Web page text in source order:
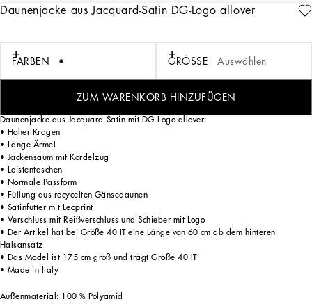
Daunenjacke aus Jacquard-Satin DG-Logo allover
FARBEN GRÖSSE Auswählen
ZUM WARENKORB HINZUFÜGEN
In der HW-Kollektion DNA 24/25 werden die Codes der klassischen
Mäntel werden neue Raschelwaren verwendet, und Trenchcoats, Röcke, Jacquard-
Anzüge und Hemden zeichnen sich durch außergewöhnliche Texturen aus. Neu ist
auch die Farbpalette, die aus Sicilia-Schwarz, Milchweiß und Puderblau besteht.
Abgerundet werden die Looks durch die ikonischen Taschen aus hochwertigem
Nappaleder und aus „Phython FC Machine“.
Daunenjacke aus Jacquard-Satin mit DG-Logo allover:
• Hoher Kragen
• Lange Ärmel
• Jackensaum mit Kordelzug
• Leistentaschen
• Normale Passform
• Füllung aus recycelten Gänsedaunen
• Satinfutter mit Leoprint
• Verschluss mit Reißverschluss und Schieber mit Logo
• Der Artikel hat bei Größe 40 IT eine Länge von 60 cm ab dem hinteren
Halsansatz
• Das Model ist 175 cm groß und trägt Größe 40 IT
• Made in Italy
Außenmaterial: 100 % Polyamid